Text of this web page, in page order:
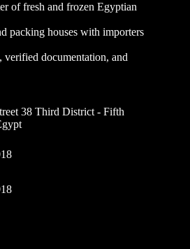
of fresh and frozen Egyptian
packing houses with importers
documentation, and
38 Third District - Fifth